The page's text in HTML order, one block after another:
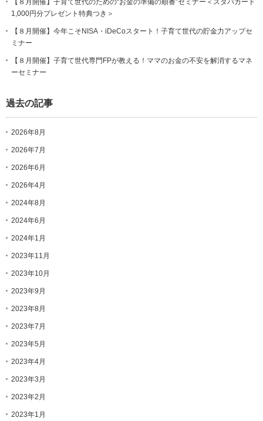
1,000円分プレゼント特典つき＞
【８月開催】今年こそNISA・iDeCoスタート！子育て世代の貯金力アップセ
ミナー
【８月開催】子育て世代専門FPが教える！ママのお金の不安を解消するマネ
ーセミナー
過去の記事
2026年8月
2026年7月
2026年6月
2026年4月
2024年8月
2024年6月
2024年1月
2023年11月
2023年10月
2023年9月
2023年8月
2023年7月
2023年5月
2023年4月
2023年3月
2023年2月
2023年1月